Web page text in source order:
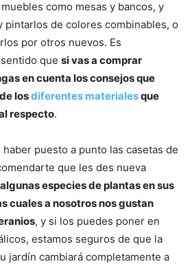
como mesas y bancos, y
pintarlos de colores combinables, o
por otros nuevos. Es
que si vas a comprar
en cuenta los consejos que
losdiferentes materialesque
respecto.
puesto a punto las casetas de
que les des nueva
especies de plantas en sus
cuales a nosotros nos gustan
, y si los puedes poner en
estamos seguros de que la
jardín cambiará completamente a